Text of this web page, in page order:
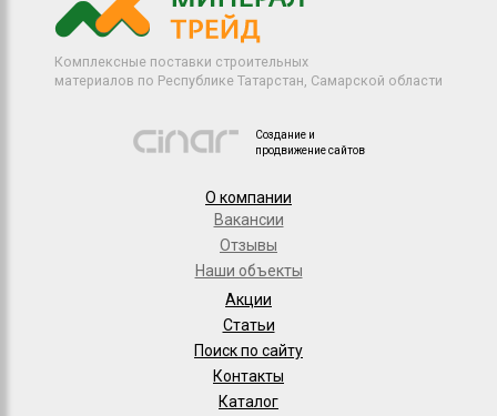
Комплексные поставки строительных
материалов по Республике Татарстан, Самарской области
Создание и
продвижение сайтов
О компании
Вакансии
Отзывы
Наши объекты
Акции
Статьи
Поиск по сайту
Контакты
Каталог